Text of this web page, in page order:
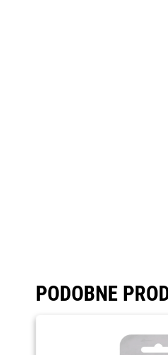
PODOBNE